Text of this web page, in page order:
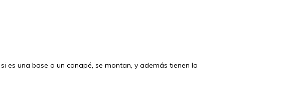
es una base o un canapé, se montan, y además tienen la